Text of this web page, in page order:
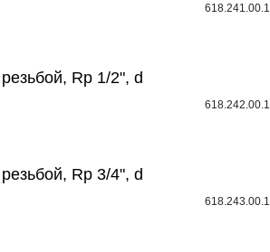
618.241.00.1
Rp 1/2", d
618.242.00.1
Rp 3/4", d
618.243.00.1